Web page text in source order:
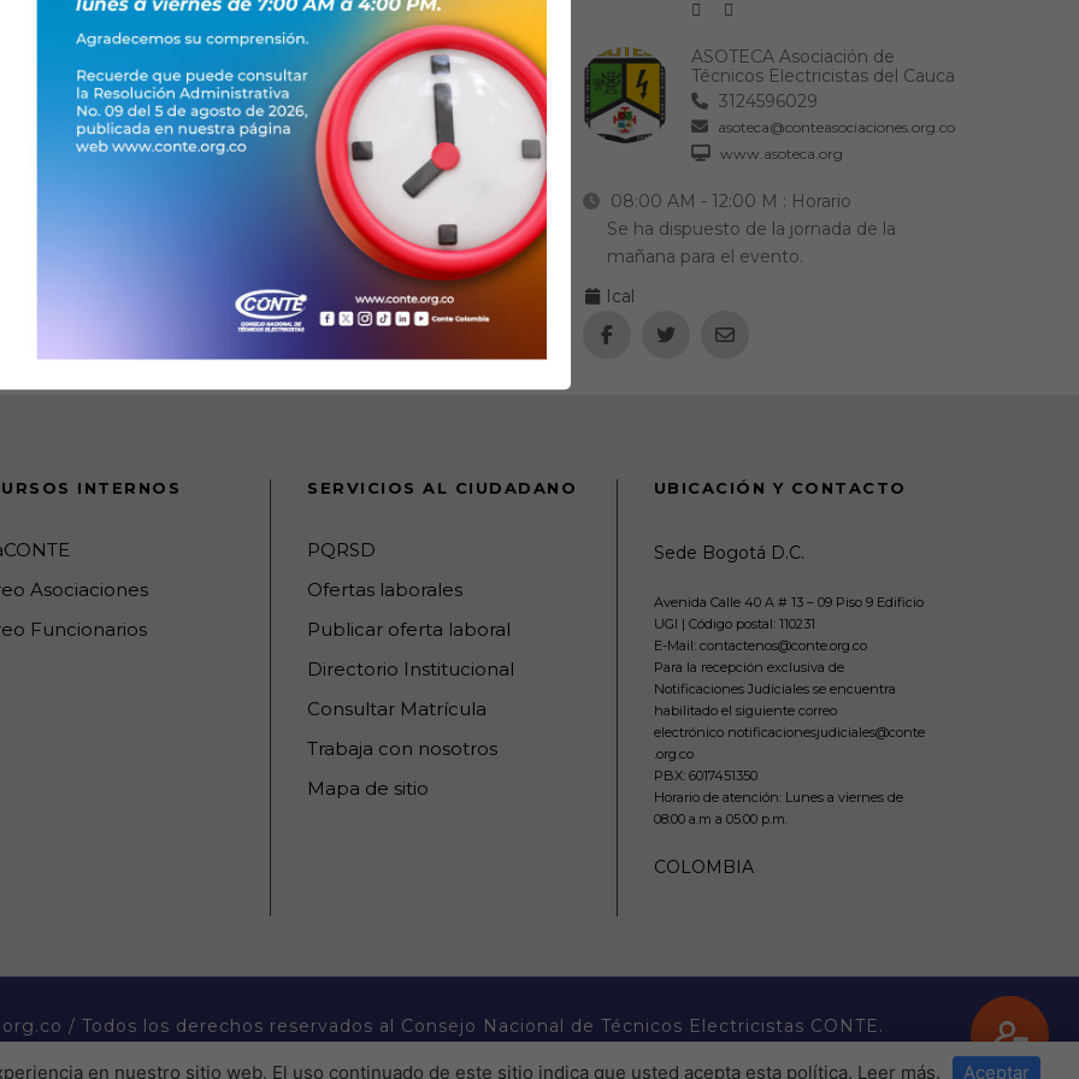
ASOTECA Asociación de
Técnicos Electricistas del Cauca
3124596029
asoteca@conteasociaciones.org.co
www.asoteca.org
08:00 AM - 12:00 M : Horario
Se ha dispuesto de la jornada de la
mañana para el evento.
Ical
INTERNOS
Asociaciones
Funcionarios
SERVICIOS AL CIUDADANO
PQRSD
Ofertas laborales
Publicar oferta laboral
Directorio Institucional
Consultar Matrícula
Trabaja con nosotros
Mapa de sitio
UBICACIÓN Y CONTACTO
Sede Bogotá D.C.
Avenida Calle 40 A # 13 – 09 Piso 9 Edificio
UGI | Código postal: 110231
E-Mail: contactenos@conte.org.co
Para la recepción exclusiva de
Notificaciones Judiciales se encuentra
habilitado el siguiente correo
electrónico notificacionesjudiciales@conte
.org.co
PBX: 6017451350
Horario de atención: Lunes a viernes de
08:00 a.m a 05:00 p.m.
COLOMBIA
/ Todos los derechos reservados al Consejo Nacional de Técnicos Electricistas CONTE.
en nuestro sitio web. El uso continuado de este sitio indica que usted acepta esta política. Leer más. Aceptar